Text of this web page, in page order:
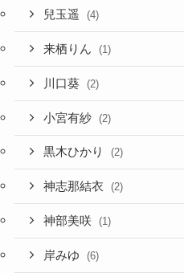
兒玉遥 (4)
来栖りん (1)
川口葵 (2)
小宮有紗 (2)
黒木ひかり (2)
神志那結衣 (2)
神部美咲 (1)
岸みゆ (6)